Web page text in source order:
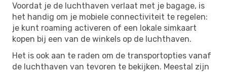
Voordat je de luchthaven verlaat met je bagage, is
het handig om je mobiele connectiviteit te regelen:
je kunt roaming activeren of een lokale simkaart
kopen bij een van de winkels op de luchthaven.
Het is ook aan te raden om de transportopties vanaf
de luchthaven van tevoren te bekijken. Meestal zijn